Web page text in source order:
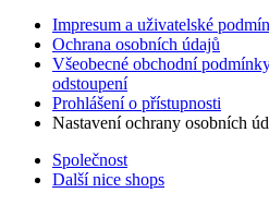
Impresum a uživatelské
Ochrana osobních údajů
Všeobecné obchodní
odstoupení
Prohlášení o přístupnosti
Nastavení ochrany osobních
Společnost
Další nice shops